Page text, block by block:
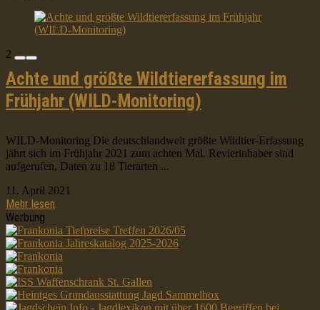
2
Achte und größte Wildtiererfassung im
Frühjahr (WILD-Monitoring)
WILD-Monitoring Die deutschlandweit größte Wildtier-Erfassung
jährt sich im Frühjahr 2021 zum achten Mal. Revierinhaber sind
aufgerufen, Daten zu 18 Tierarten ...
11. April 2021
Mehr lesen
Werbung